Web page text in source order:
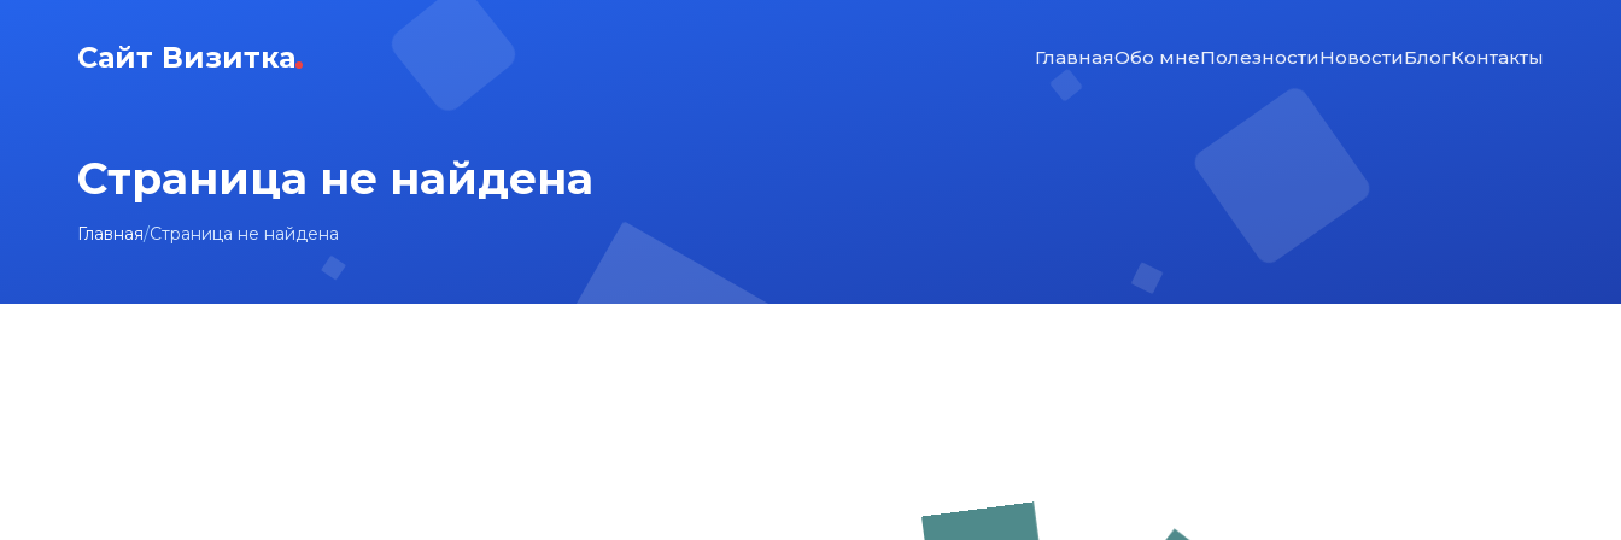
Сайт Визитка ГлавнаяОбо мнеПолезностиНовостиБлогКонтакты
Страница не найдена
Главная/Страница не найдена